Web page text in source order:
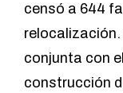
censó a 644
conjunta con el
construcción